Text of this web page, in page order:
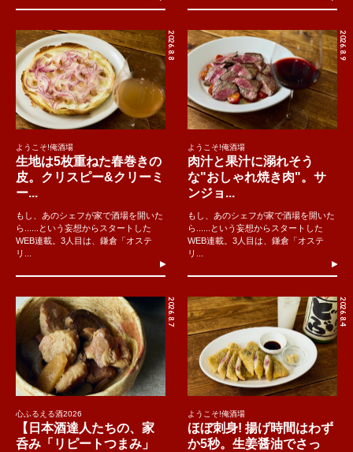
2026.8.8
ようこそ!俺酒場
生地は5枚重ねた春巻きの
皮。クリスピー&クリーミ
ー...
もし、あのシェフが家で酒場を開いた
ら......という妄想からスタートした
WEB連載。3人目は、鎌倉「オステ
リ...
2026.8.9
ようこそ!俺酒場
肉汁と果汁に溺れそう
な"おしゃれ焼き肉"。サ
ンジョ...
もし、あのシェフが家で酒場を開いた
ら......という妄想からスタートした
WEB連載。3人目は、鎌倉「オステ
リ...
2026.8.7
心ふるえる酒2026
【日本酒達人たちの、家
呑み「リピートつまみ」
2026.8.4
ようこそ!俺酒場
ほぼ刺身! 揚げ時間はわず
か5秒。生姜醤油でさっ